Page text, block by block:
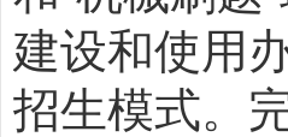
建设和使用
招生模式。